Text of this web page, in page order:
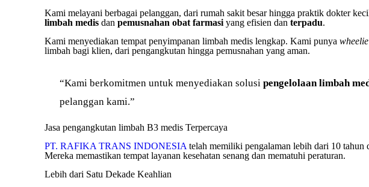
Kami melayani berbagai pelanggan, dari rumah sakit besar hingga praktik dokter
limbah medis dan pemusnahan obat farmasi yang efisien dan terpadu.
Kami menyediakan tempat penyimpanan limbah medis lengkap. Kami punya
limbah bagi klien, dari pengangkutan hingga pemusnahan yang aman.
“Kami berkomitmen untuk menyediakan solusi pengelolaan limbah
pelanggan kami.”
Jasa pengangkutan limbah B3 medis Terpercaya
PT. RAFIKA TRANS INDONESIA telah memiliki pengalaman lebih dari 10 tahun
Mereka memastikan tempat layanan kesehatan senang dan mematuhi peraturan.
Lebih dari Satu Dekade Keahlian